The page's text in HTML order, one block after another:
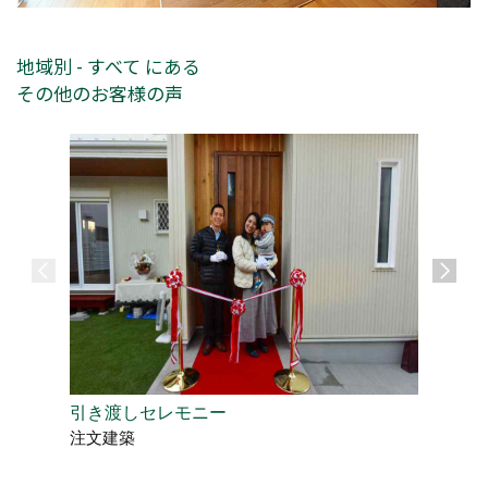
地域別 - すべて にある
その他のお客様の声
引き渡しセレモニー
注文建築